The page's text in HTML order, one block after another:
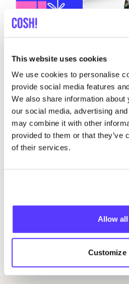
This website uses cookies
We use cookies to personalise
provide social media features
We also share information
our social media, advertising
may combine it with other
provided to them or that they’ve
of their services.
Allow all
Customize
Gift card
Kan jij niet beslis­sen of heb jij
jouw per­so­neel zelf een
deduur­za­me cadeau­bon van
ont­dek je ethi­sche
cos­me­ti­ca en schoe­nen
cadeau­bon is te beste­den bij
DEEL